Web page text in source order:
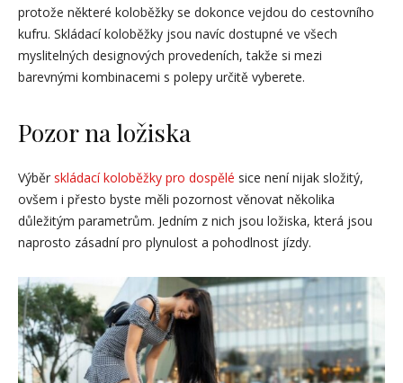
protože některé koloběžky se dokonce vejdou do cestovního
kufru. Skládací koloběžky jsou navíc dostupné ve všech
myslitelných designových provedeních, takže si mezi
barevnými kombinacemi s polepy určitě vyberete.
Pozor na ložiska
Výběr skládací koloběžky pro dospělé sice není nijak složitý,
ovšem i přesto byste měli pozornost věnovat několika
důležitým parametrům. Jedním z nich jsou ložiska, která jsou
naprosto zásadní pro plynulost a pohodlnost jízdy.